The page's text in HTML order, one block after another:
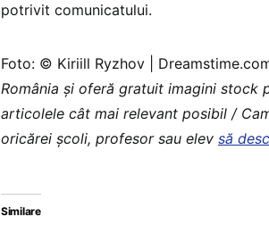
potrivit comunicatului.
Foto: © Kiriill Ryzhov |
România şi oferă gratuit imagini stock
articolele cât mai relevant posibil /
oricărei școli, profesor sau elev să
Similare